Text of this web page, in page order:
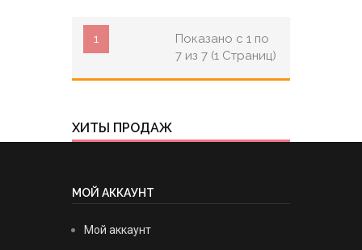
1
Показано с 1 по
7 из 7 (1 Страниц)
ХИТЫ ПРОДАЖ
МОЙ АККАУНТ
Мой аккаунт